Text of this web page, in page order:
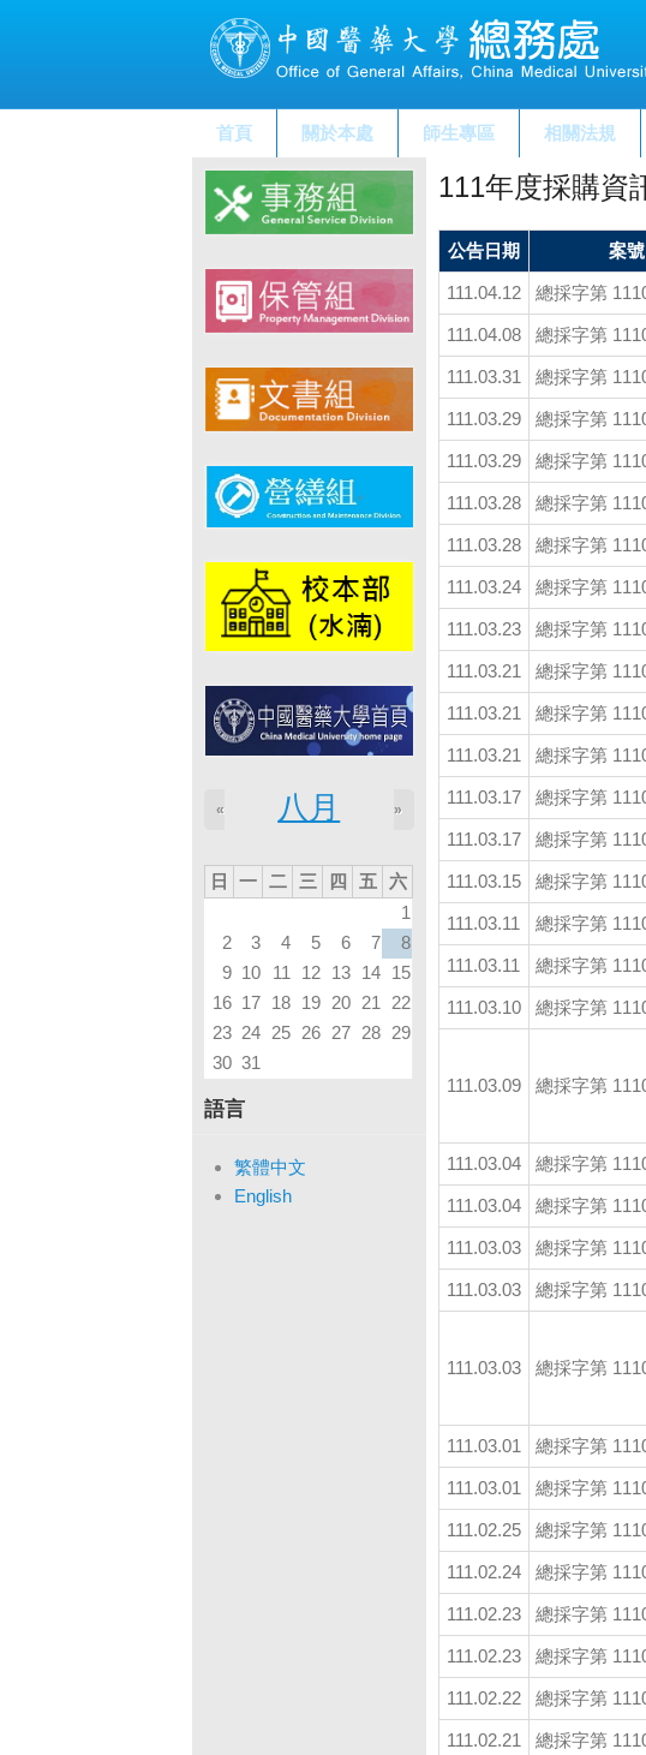
首頁 關於本處 師生專區 相關法規
111年度採購資
公告日期 案號
111.04.12 總採字第
111.04.08 總採字第
111.03.31 總採字第
111.03.29 總採字第
111.03.29 總採字第
111.03.28 總採字第
111.03.28 總採字第
111.03.24 總採字第
111.03.23 總採字第
111.03.21 總採字第
111.03.21 總採字第
111.03.21 總採字第
111.03.17 總採字第
111.03.17 總採字第
111.03.15 總採字第
111.03.11 總採字第
111.03.11 總採字第
111.03.10 總採字第
111.03.09 總採字第
111.03.04 總採字第
111.03.04 總採字第
111.03.03 總採字第
111.03.03 總採字第
111.03.03 總採字第
111.03.01 總採字第
111.03.01 總採字第
111.02.25 總採字第
111.02.24 總採字第
111.02.23 總採字第
111.02.23 總採字第
111.02.22 總採字第
111.02.21 總採字第
八月
« »
日 一 二 三 四 五
六
1
2
3 4 5 6 7
8
9 10 11 12 13 14 15
16 17 18 19 20 21
22
23 24 25 26 27 28 29
30 31
語言
繁體中文
English